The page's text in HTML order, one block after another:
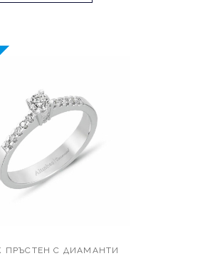
ПРЪСТЕН С ДИАМАНТИ